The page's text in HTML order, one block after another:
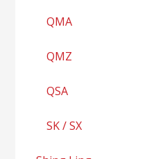
QMA
QMZ
QSA
SK / SX